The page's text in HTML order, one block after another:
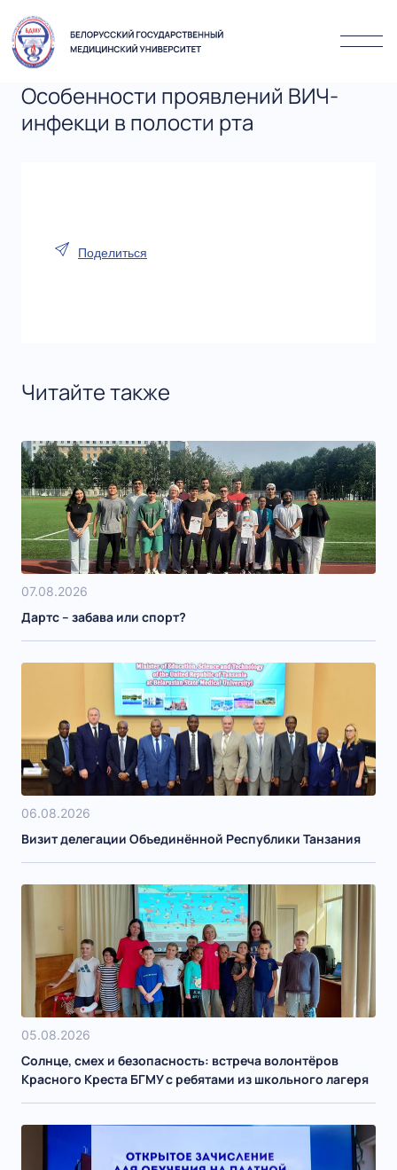
Особенности проявлений ВИЧ-
инфекци в полости рта
Поделиться
Читайте также
07.08.2026
Дартс – забава или спорт?
06.08.2026
Визит делегации Объединённой Республики Танзания
05.08.2026
Солнце, смех и безопасность: встреча волонтёров
Красного Креста БГМУ с ребятами из школьного лагеря